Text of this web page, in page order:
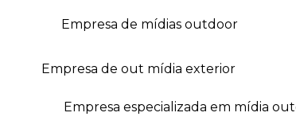
empresa de mídias outdoor
empresa de out mídia exterior
empresa especializada em mídia